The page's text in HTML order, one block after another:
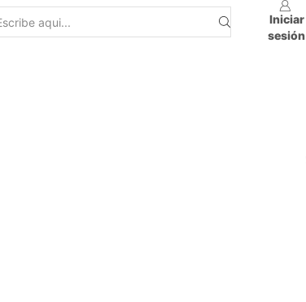
Iniciar
sesión